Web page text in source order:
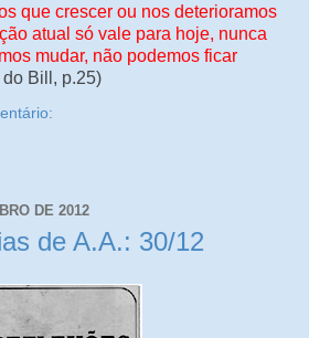
que crescer ou nos deterioramos
atual só vale para hoje, nunca
mudar, não podemos ficar
Bill, p.25)
DE 2012
de A.A.: 30/12